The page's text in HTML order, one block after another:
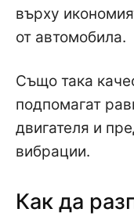
върху
от автомобила.
Също така
подпомагат
двигателя и
вибрации.
Как да